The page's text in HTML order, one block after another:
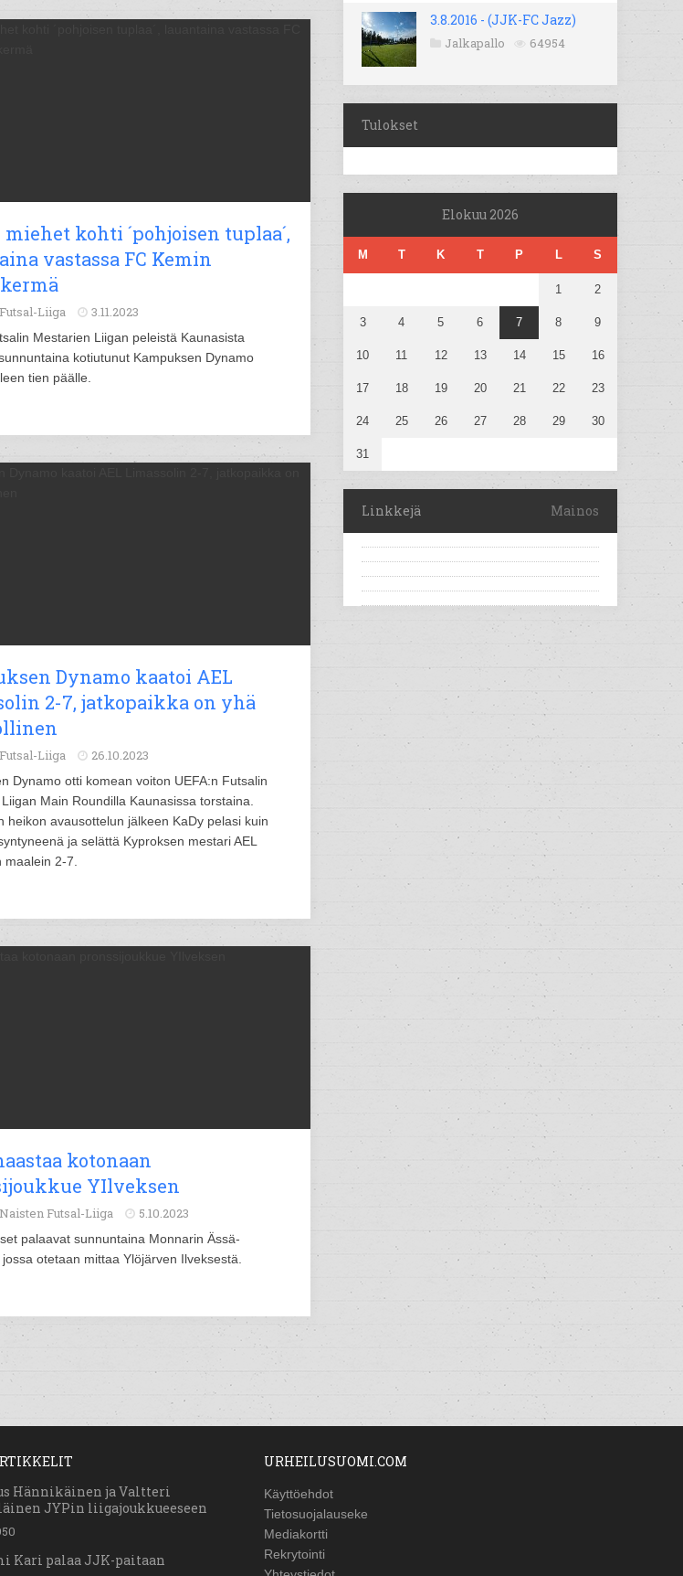
miehet kohti ´pohjoisen tuplaa´,
vastassa FC Kemin
Futsal-Liiga 3.11.2023
Mestarien Liigan peleistä Kaunasista
kotiutunut Kampuksen Dynamo
tien päälle.
Dynamo kaatoi AEL
2-7, jatkopaikka on yhä
Futsal-Liiga 26.10.2023
Dynamo otti komean voiton UEFA:n Futsalin
Main Roundilla Kaunasissa torstaina.
heikon avausottelun jälkeen KaDy pelasi kuin
ja selättä Kyproksen mestari AEL
maalein 2-7.
kotonaan
YIlveksen
Naisten Futsal-Liiga 5.10.2023
palaavat sunnuntaina Monnarin Ässä-
otetaan mittaa Ylöjärven Ilveksestä.
3.8.2016 - (JJK-FC Jazz)
Jalkapallo 64954
Tulokset
Elokuu 2026
M T K T P L S
1 2
3 4 5 6 7 8 9
10 11 12 13 14 15 16
17 18 19 20 21 22 23
24 25 26 27 28 29 30
31
Linkkejä Mainos
Hännikäinen ja Valtteri
JYPin liigajoukkueeseen
Kari palaa JJK-paitaan
URHEILUSUOMI.COM
Käyttöehdot
Tietosuojalauseke
Mediakortti
Rekrytointi